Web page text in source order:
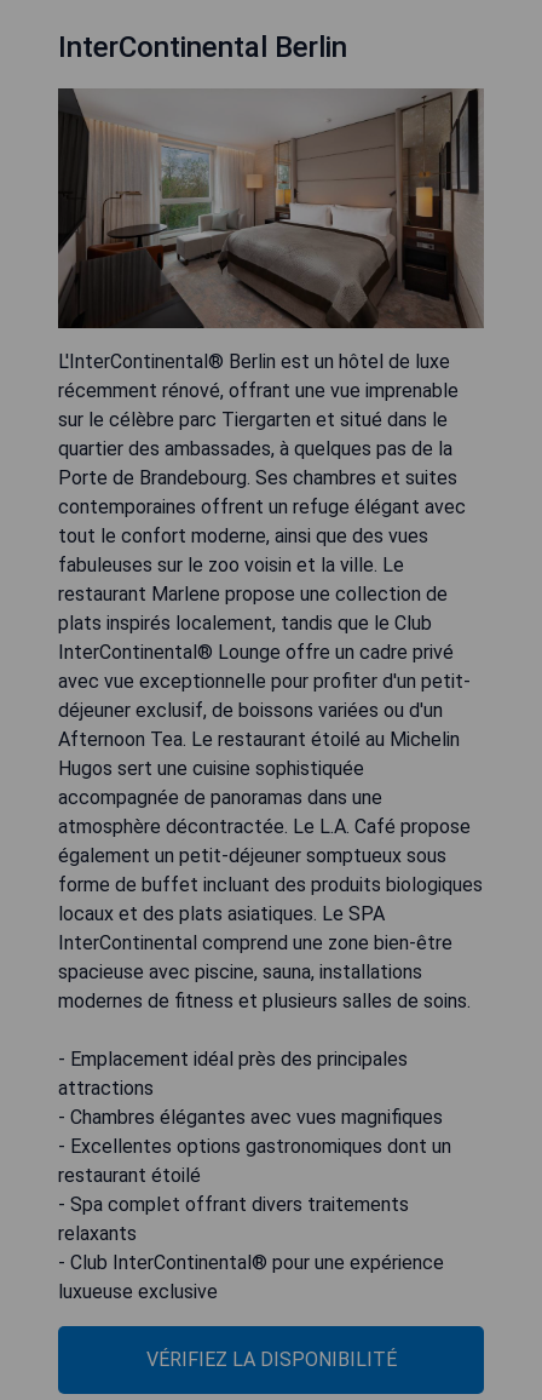
InterContinental Berlin
L'InterContinental® Berlin est un hôtel de luxe
récemment rénové, offrant une vue imprenable
sur le célèbre parc Tiergarten et situé dans le
quartier des ambassades, à quelques pas de la
Porte de Brandebourg. Ses chambres et suites
contemporaines offrent un refuge élégant avec
tout le confort moderne, ainsi que des vues
fabuleuses sur le zoo voisin et la ville. Le
restaurant Marlene propose une collection de
plats inspirés localement, tandis que le Club
InterContinental® Lounge offre un cadre privé
avec vue exceptionnelle pour profiter d'un petit-
déjeuner exclusif, de boissons variées ou d'un
Afternoon Tea. Le restaurant étoilé au Michelin
Hugos sert une cuisine sophistiquée
accompagnée de panoramas dans une
atmosphère décontractée. Le L.A. Café propose
également un petit-déjeuner somptueux sous
forme de buffet incluant des produits biologiques
locaux et des plats asiatiques. Le SPA
InterContinental comprend une zone bien-être
spacieuse avec piscine, sauna, installations
modernes de fitness et plusieurs salles de soins.
- Emplacement idéal près des principales
attractions
- Chambres élégantes avec vues magnifiques
- Excellentes options gastronomiques dont un
restaurant étoilé
- Spa complet offrant divers traitements
relaxants
- Club InterContinental® pour une expérience
luxueuse exclusive
VÉRIFIEZ LA DISPONIBILITÉ